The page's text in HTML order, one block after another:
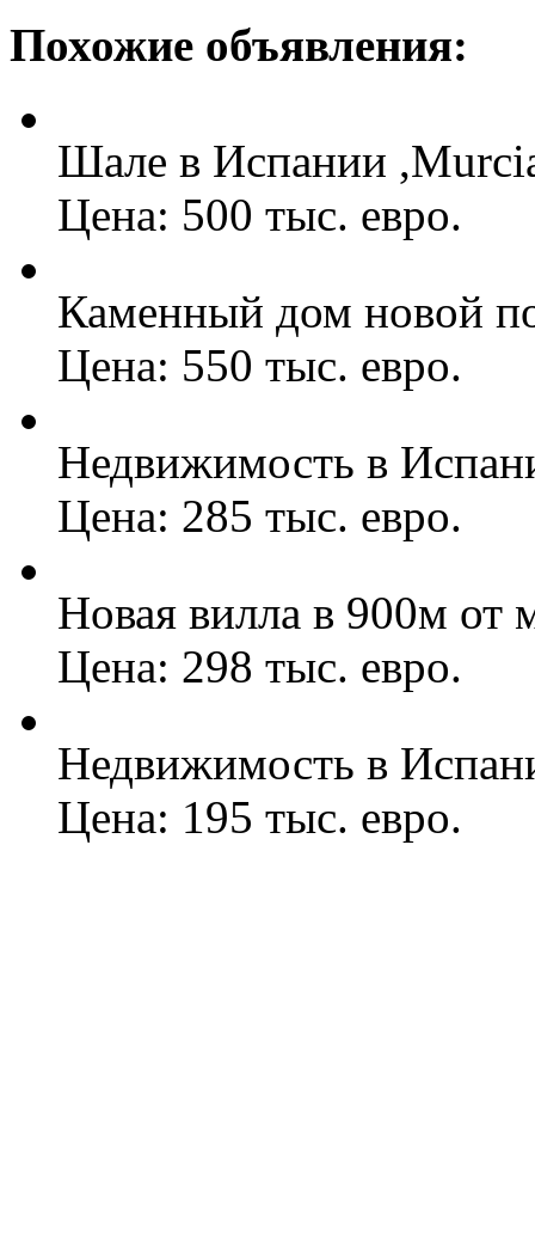
Похожие объявления:
Шале в Испании
Цена: 500 тыс. евро.
Каменный дом новой
Цена: 550 тыс. евро.
Недвижимость в
Цена: 285 тыс. евро.
Новая вилла в 900м от
Цена: 298 тыс. евро.
Недвижимость в
Цена: 195 тыс. евро.